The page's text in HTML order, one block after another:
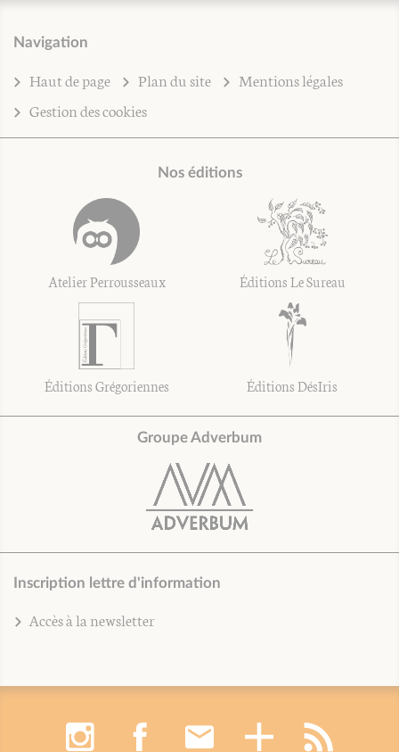
Navigation
Haut de page Plan du site
Mentions légales
Gestion des cookies
Nos éditions
Atelier Perrousseaux Éditions Le Sureau
Éditions Grégoriennes Éditions DésIris
Groupe Adverbum
Inscription lettre d'information
Accès à la newsletter